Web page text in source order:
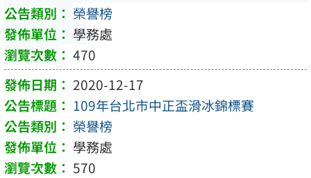
榮譽榜
學務處
470
2020-12-17
109年台北市中正盃滑冰錦標賽
榮譽榜
學務處
570